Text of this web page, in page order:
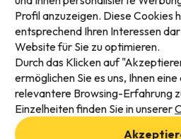
Verfügbare Zahlungsarten
Impressum und AGBs
Profil anzuzeigen. Diese Cookies
entsprechend Ihren Interessen
Website für Sie zu optimieren.
Durch das Klicken auf
ermöglichen Sie es uns, Ihnen
relevantere Browsing-Erfahrung
Einzelheiten finden Sie in unserer